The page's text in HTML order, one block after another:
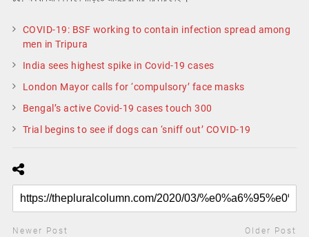
COVID-19: BSF working to contain infection spread among
men in Tripura
India sees highest spike in Covid-19 cases
London Mayor calls for ‘compulsory’ face masks
Bengal’s active Covid-19 cases touch 300
Trial begins to see if dogs can ‘sniff out’ COVID-19
Newer Post Older Post